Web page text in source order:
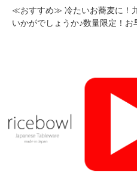
≪おすすめ≫ 冷たいお蕎麦に！
いかがでしょうか♪数量限定！お
≪軽井沢店営業のお知らせ≫ い
ざいます。軽井沢店2026年オー
んご用意しております。みなさ
♪